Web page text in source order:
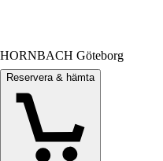
HORNBACH Göteborg
Reservera & hämta